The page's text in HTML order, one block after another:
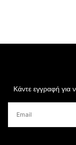
Κάντε εγγραφή για